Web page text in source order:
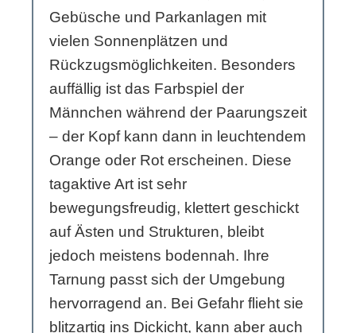
Gebüsche und Parkanlagen mit
vielen Sonnenplätzen und
Rückzugsmöglichkeiten. Besonders
auffällig ist das Farbspiel der
Männchen während der Paarungszeit
– der Kopf kann dann in leuchtendem
Orange oder Rot erscheinen. Diese
tagaktive Art ist sehr
bewegungsfreudig, klettert geschickt
auf Ästen und Strukturen, bleibt
jedoch meistens bodennah. Ihre
Tarnung passt sich der Umgebung
hervorragend an. Bei Gefahr flieht sie
blitzartig ins Dickicht, kann aber auch